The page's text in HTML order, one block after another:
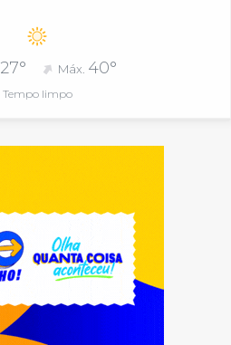
27° Máx. 40°
Tempo limpo